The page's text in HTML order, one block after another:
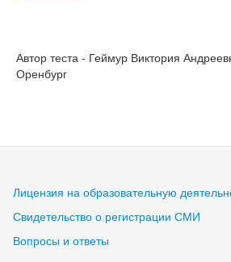
Автор теста - Геймур Виктория
Оренбург
Лицензия на образовательную
Свидетельство о регистрации СМИ
Вопросы и ответы